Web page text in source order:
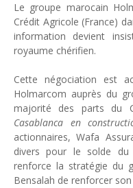
Neutralité
Unknown-Jun 18
Rendez-vous
Unknown
Jun 06
Banques
Unknown-Jun 02
VTC : Yango
Unknown-May
Marques
Tsirisoa Edition-
Le groupe marocain
Crédit Agricole (France)
information devient
royaume chérifien.
Cette négociation est
Holmarcom auprès du
majorité des parts du
Casablanca en
actionnaires, Wafa
divers pour le solde du
renforce la stratégie du
Bensalah de renforcer